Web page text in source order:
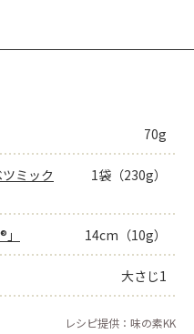
70g
ミック
1袋（230g）
14cm（10g）
大さじ1
レシピ提供：味の素KK